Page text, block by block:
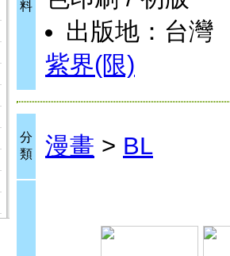
料
出版地：台灣
紫界(限)
分
類
漫畫 > BL